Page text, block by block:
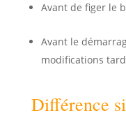
Avant de figer le
Avant le
modifications
Différence